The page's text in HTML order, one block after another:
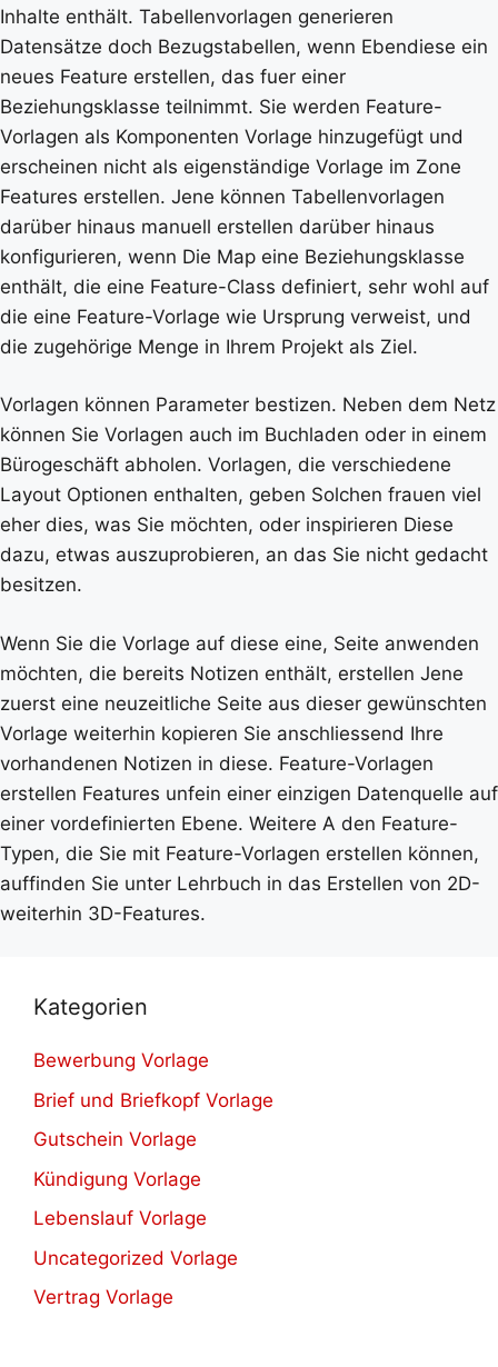
Inhalte enthält. Tabellenvorlagen generieren
Datensätze doch Bezugstabellen, wenn Ebendiese ein
neues Feature erstellen, das fuer einer
Beziehungsklasse teilnimmt. Sie werden Feature-
Vorlagen als Komponenten Vorlage hinzugefügt und
erscheinen nicht als eigenständige Vorlage im Zone
Features erstellen. Jene können Tabellenvorlagen
darüber hinaus manuell erstellen darüber hinaus
konfigurieren, wenn Die Map eine Beziehungsklasse
enthält, die eine Feature-Class definiert, sehr wohl auf
die eine Feature-Vorlage wie Ursprung verweist, und
die zugehörige Menge in Ihrem Projekt als Ziel.
Vorlagen können Parameter bestizen. Neben dem Netz
können Sie Vorlagen auch im Buchladen oder in einem
Bürogeschäft abholen. Vorlagen, die verschiedene
Layout Optionen enthalten, geben Solchen frauen viel
eher dies, was Sie möchten, oder inspirieren Diese
dazu, etwas auszuprobieren, an das Sie nicht gedacht
besitzen.
Wenn Sie die Vorlage auf diese eine, Seite anwenden
möchten, die bereits Notizen enthält, erstellen Jene
zuerst eine neuzeitliche Seite aus dieser gewünschten
Vorlage weiterhin kopieren Sie anschliessend Ihre
vorhandenen Notizen in diese. Feature-Vorlagen
erstellen Features unfein einer einzigen Datenquelle auf
einer vordefinierten Ebene. Weitere A den Feature-
Typen, die Sie mit Feature-Vorlagen erstellen können,
auffinden Sie unter Lehrbuch in das Erstellen von 2D-
weiterhin 3D-Features.
Kategorien
Bewerbung Vorlage
Brief und Briefkopf Vorlage
Gutschein Vorlage
Kündigung Vorlage
Lebenslauf Vorlage
Uncategorized Vorlage
Vertrag Vorlage